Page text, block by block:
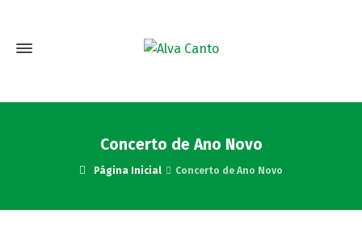
Concerto de Ano Novo
Página Inicial Concerto de Ano Novo